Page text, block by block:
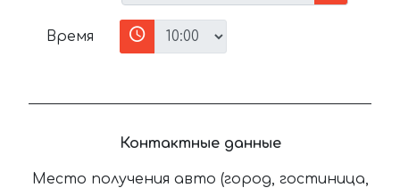
Время
Контактные данные
Место получения авто (город, гостиница,